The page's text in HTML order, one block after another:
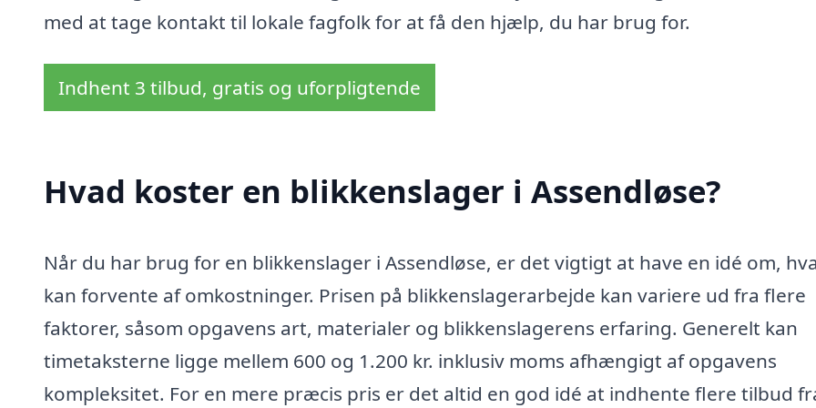
med at tage kontakt til lokale fagfolk for at få den hjælp, du har brug for.
Indhent 3 tilbud, gratis og uforpligtende
Hvad koster en blikkenslager i Assendløse?
Når du har brug for en blikkenslager i Assendløse, er det vigtigt at have en idé om,
kan forvente af omkostninger. Prisen på blikkenslagerarbejde kan variere ud fra flere
faktorer, såsom opgavens art, materialer og blikkenslagerens erfaring. Generelt kan
timetaksterne ligge mellem 600 og 1.200 kr. inklusiv moms afhængigt af opgavens
kompleksitet. For en mere præcis pris er det altid en god idé at indhente flere tilbud